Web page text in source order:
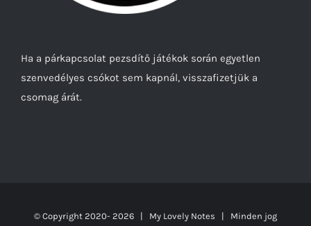
Ha a párkapcsolat pezsdítő játékok során egyetlen
szenvedélyes csókot sem kapnál, visszafizetjük a
csomag árát.
© Copyright 2020- 2026 | My Lovely Notes | Minden jog